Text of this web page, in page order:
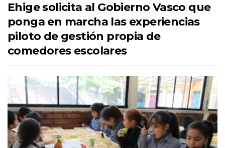
Ehige solicita al Gobierno Vasco que
ponga en marcha las experiencias
piloto de gestión propia de
comedores escolares